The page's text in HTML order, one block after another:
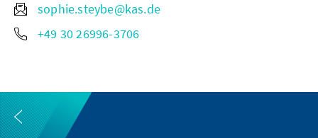
sophie.steybe@kas.de
+49 30 26996-3706